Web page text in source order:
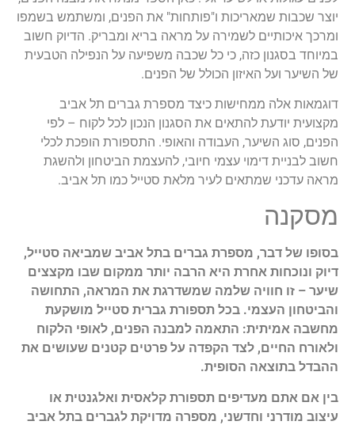
יוצר שכבות שמאריכות ו"פותחות" את הפנים, ומשתמש בשמפו
ומרכך איכותיים לשמירה על מראה בריא ומבריק. הדיוק חשוב
במיוחד בסגנון כזה, כי כל שכבה משפיעה על הנפילה הטבעית
של השיער ועל האיזון הכולל של הפנים.
דוגמאות אלה ממחישות כיצד מספרת גברים תל אביב
מקצועית יודעת להתאים את הסגנון הנכון לכל לקוח – לפי
הפנים, סוג השיער, העבודה והאופי. התספורת הופכת לכלי
חשוב לבניית דימוי עצמי חיובי, להעצמת הביטחון ולהשגת
מראה עדכני שמתאים לעיר מלאת סטייל כמו תל אביב.
מסקנה
בסופו של דבר, מספרת גברים בתל אביב שמביאה סטייל,
דיוק ונוכחות אחרת היא הרבה יותר ממקום שבו מקצצים
שיער – זו חוויה שלמה שמשדרגת את המראה, התחושה
והביטחון העצמי. בכל תספורת גברית סטייל מושקעת
מחשבה אמיתית: התאמה למבנה הפנים, לאופי הלקוח
ולאורח החיים, לצד הקפדה על פרטים קטנים שעושים את
ההבדל בתוצאה הסופית.
בין אם אתם מעדיפים תספורת קלאסית ואלגנטית או
עיצוב מודרני וחדשני, מספרה מדויקת לגברים בתל אביב